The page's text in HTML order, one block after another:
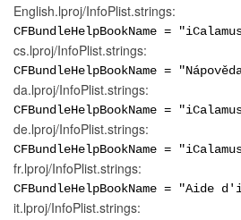
English.lproj/InfoPlist.strings:
CFBundleHelpBookName =
cs.lproj/InfoPlist.strings:
CFBundleHelpBookName =
da.lproj/InfoPlist.strings:
CFBundleHelpBookName =
de.lproj/InfoPlist.strings:
CFBundleHelpBookName =
fr.lproj/InfoPlist.strings:
CFBundleHelpBookName = "Aide
it.lproj/InfoPlist.strings: